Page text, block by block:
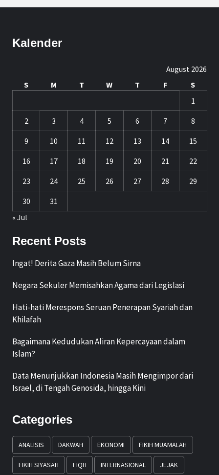
Kalender
August 2026
S
M T W T F
S
1
2 3 4 5 6 7 8
9 10 11 12 13 14 15
16 17 18 19 20 21 22
23 24 25 26 27 28 29
30
31
« Jul
Recent Posts
Ingat! Derita Gaza Masih Belum Sirna
Negara Sekuler Memisahkan Agama dari Legislasi
Hati-hati Merespons Seruan Penerapan Syariah dan
Khilafah
Bagaimana Kedudukan Aliran Kepercayaan dalam
Islam?
Data Menunjukkan Indonesia Masih Mengimpor dari
Israel, di Tengah Genosida, hingga Kini
Categories
ANALISIS DAKWAH EKONOMI FIKIH MUAMALAH
FIKIH SIYASAH FIQH INTERNASIONAL JEJAK